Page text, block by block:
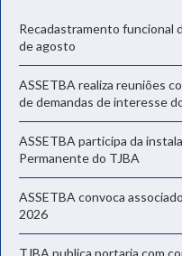
Recadastramento funcional
de agosto
ASSETBA realiza reuniões
de demandas de interesse
ASSETBA participa da
Permanente do TJBA
ASSETBA convoca
2026
TJBA publica portaria com